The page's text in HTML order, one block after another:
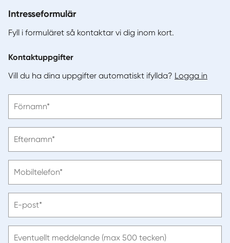
Intresseformulär
Fyll i formuläret så kontaktar vi dig inom kort.
Kontaktuppgifter
Vill du ha dina uppgifter automatiskt ifyllda? Logga in
ange
Förnamn*
ange
Efternamn*
ange
Mobiltelefon*
ange
post
E-post*
Eventuellt meddelande (max 500 tecken)